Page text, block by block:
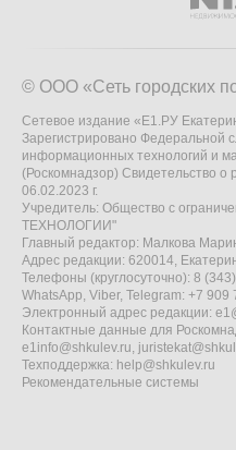
© ООО «Сеть городских
Сетевое издание «Е1.РУ
Зарегистрировано Федеральной
информационных технологий и
(Роскомнадзор) Свидетельство
06.02.2023 г.
Учредитель: Общество с
ТЕХНОЛОГИИ"
Главный редактор: Малкова
Адрес редакции: 620014,
Телефоны (круглосуточно): 8
WhatsApp, Viber, Telegram: +7 909
Электронный адрес редакции:
Контактные данные для
e1info@shkulev.ru,
Техподдержка: help@shkulev.ru
Рекомендательные системы